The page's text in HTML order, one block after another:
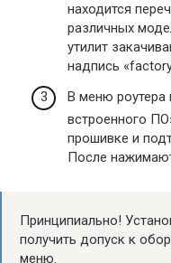
находится
различных
утилит
надпись
В меню роутера
встроенного
прошивке и
После
Принципиально!
получить допуск к
меню.